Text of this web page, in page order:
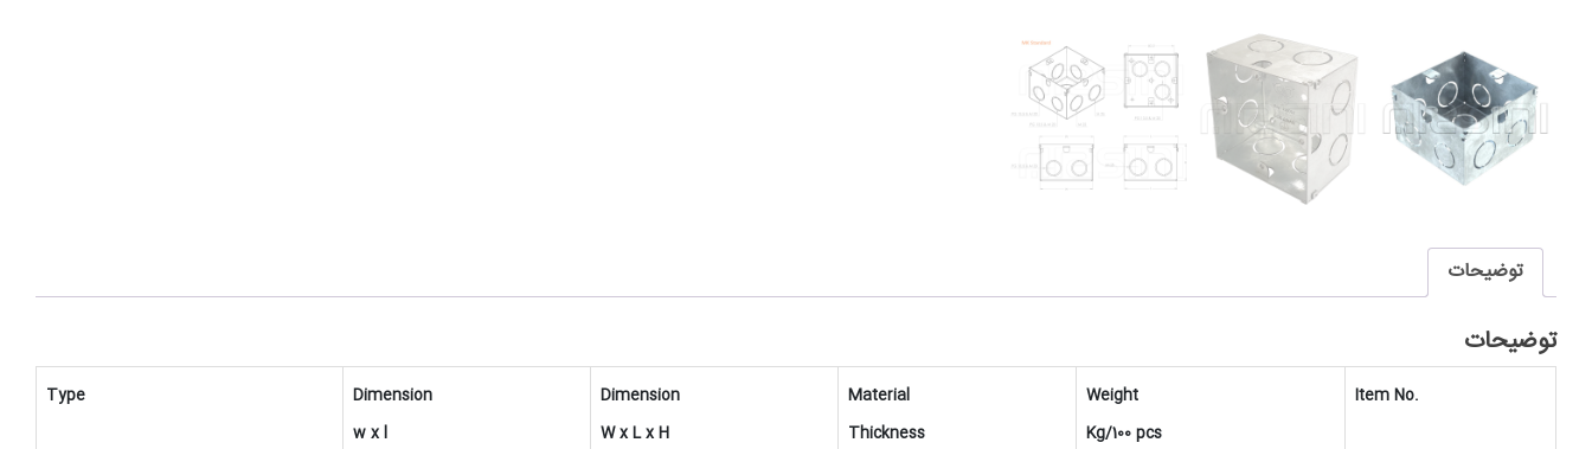
توضیحات
توضیحات
Type
Dimension
w x l
Dimension
W x L x H
Material
Thickness
Weight
Kg/100 pcs
Item No.